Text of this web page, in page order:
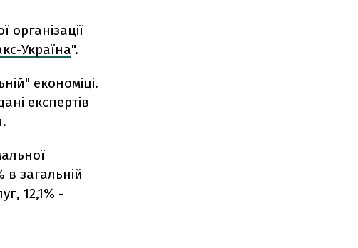
Україна".
економіці.
експертів
в загальній
12,1% -